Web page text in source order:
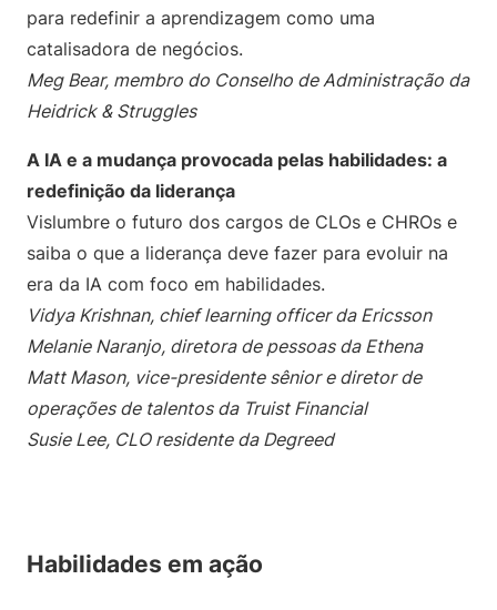
para redefinir a aprendizagem como uma
catalisadora de negócios.
Meg Bear, membro do Conselho de Administração da
Heidrick & Struggles
A IA e a mudança provocada pelas habilidades: a
redefinição da liderança
Vislumbre o futuro dos cargos de CLOs e CHROs e
saiba o que a liderança deve fazer para evoluir na
era da IA com foco em habilidades.
Vidya Krishnan, chief learning officer da Ericsson
Melanie Naranjo, diretora de pessoas da Ethena
Matt Mason, vice-presidente sênior e diretor de
operações de talentos da Truist Financial
Susie Lee, CLO residente da Degreed
Habilidades em ação